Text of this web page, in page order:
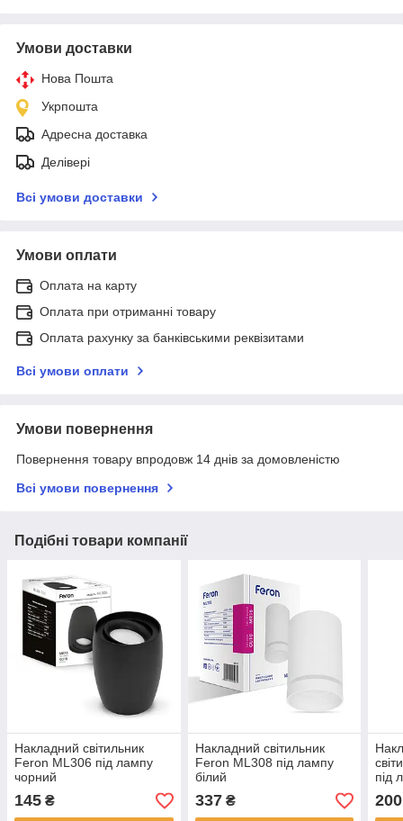
Умови доставки
Нова Пошта
Укрпошта
Адресна доставка
Делівері
Всі умови доставки
Умови оплати
Оплата на карту
Оплата при отриманні товару
Оплата рахунку за банківськими реквізитами
Всі умови оплати
Умови повернення
Повернення товару впродовж 14 днів за домовленістю
Всі умови повернення
Подібні товари компанії
Накладний світильник
Feron ML306 під лампу
чорний
145 ₴
Накладний світильник
Feron ML308 під лампу
білий
337₴
під
200